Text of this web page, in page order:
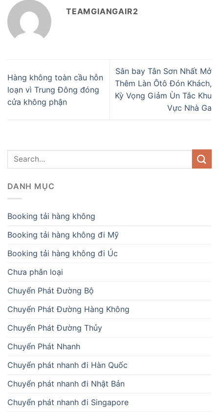
TEAMGIANGAIR2
Hàng không toàn cầu hỗn
loạn vì Trung Đông đóng
cửa không phận
Sân bay Tân Sơn Nhất Mở
Thêm Làn Ôtô Đón Khách,
Kỳ Vọng Giảm Ùn Tắc Khu
Vực Nhà Ga
DANH MỤC
Booking tải hàng không
Booking tải hàng không đi Mỹ
Booking tải hàng không đi Úc
Chưa phân loại
Chuyển Phát Đường Bộ
Chuyển Phát Đường Hàng Không
Chuyển Phát Đường Thủy
Chuyển Phát Nhanh
Chuyển phát nhanh đi Hàn Quốc
Chuyển phát nhanh đi Nhật Bản
Chuyển phát nhanh đi Singapore